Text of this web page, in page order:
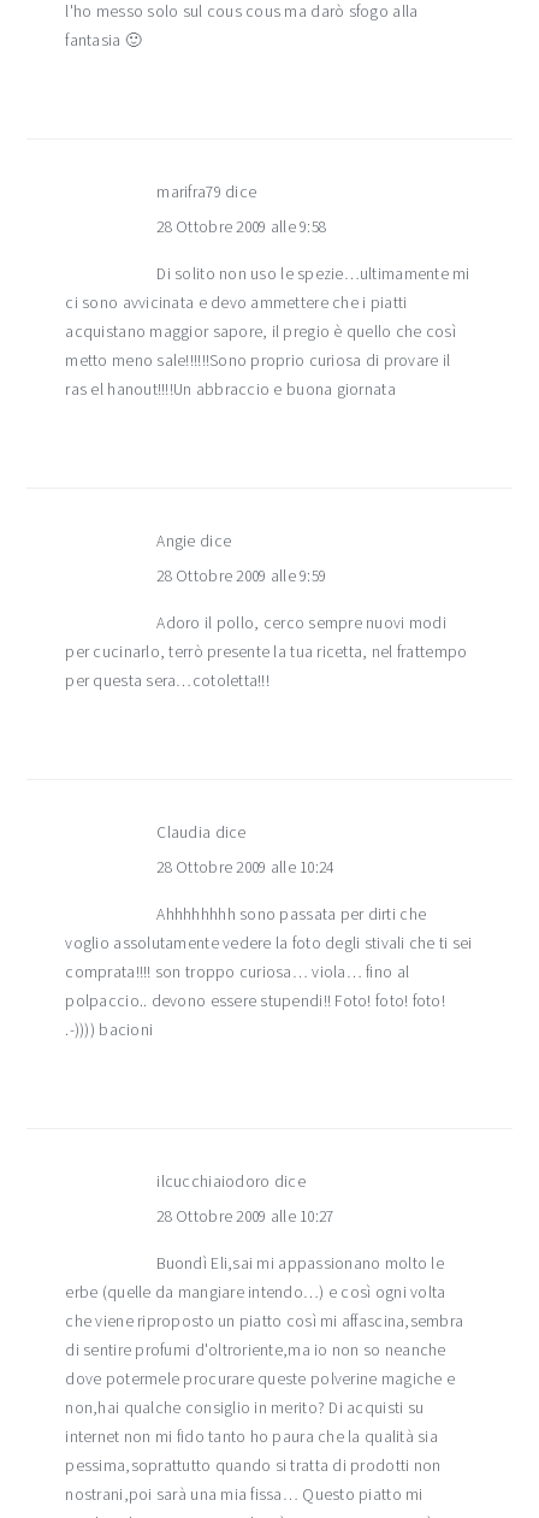
l'ho messo solo sul cous cous ma darò sfogo alla
fantasia 🙂
marifra79 dice
28 Ottobre 2009 alle 9:58
Di solito non uso le spezie…ultimamente mi
ci sono avvicinata e devo ammettere che i piatti
acquistano maggior sapore, il pregio è quello che così
metto meno sale!!!!!!Sono proprio curiosa di provare il
ras el hanout!!!!Un abbraccio e buona giornata
Angie dice
28 Ottobre 2009 alle 9:59
Adoro il pollo, cerco sempre nuovi modi
per cucinarlo, terrò presente la tua ricetta, nel frattempo
per questa sera…cotoletta!!!
Claudia dice
28 Ottobre 2009 alle 10:24
Ahhhhhhhh sono passata per dirti che
voglio assolutamente vedere la foto degli stivali che ti sei
comprata!!!! son troppo curiosa… viola… fino al
polpaccio.. devono essere stupendi!! Foto! foto! foto!
.-)))) bacioni
ilcucchiaiodoro dice
28 Ottobre 2009 alle 10:27
Buondì Eli,sai mi appassionano molto le
erbe (quelle da mangiare intendo…) e così ogni volta
che viene riproposto un piatto così mi affascina,sembra
di sentire profumi d'oltroriente,ma io non so neanche
dove potermele procurare queste polverine magiche e
non,hai qualche consiglio in merito? Di acquisti su
internet non mi fido tanto ho paura che la qualità sia
pessima,soprattutto quando si tratta di prodotti non
nostrani,poi sarà una mia fissa… Questo piatto mi